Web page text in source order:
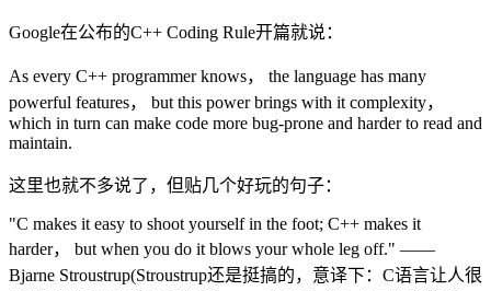
Google在公布的C++ Coding Rule开篇就说：
As every C++ programmer knows， the language has many
powerful features， but this power brings with it complexity，
which in turn can make code more bug-prone and harder to read and
maintain.
这里也就不多说了，但贴几个好玩的句子：
"C makes it easy to shoot yourself in the foot; C++ makes it
harder， but when you do it blows your whole leg off." ——
Bjarne Stroustrup(Stroustrup还是挺搞的，意译下：C语言让人很